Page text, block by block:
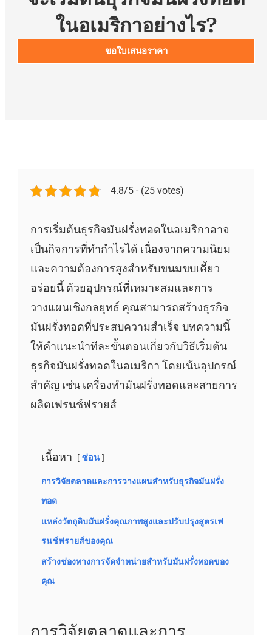
ในอเมริกาอย่างไร?
ขอใบเสนอราคา
4.8/5 - (25 votes)
การเริ่มต้นธุรกิจมันฝรั่งทอดในอเมริกาอาจ
เป็นกิจการที่ทำกำไรได้ เนื่องจากความนิยม
และความต้องการสูงสำหรับขนมขบเคี้ยว
อร่อยนี้ ด้วยอุปกรณ์ที่เหมาะสมและการ
วางแผนเชิงกลยุทธ์ คุณสามารถสร้างธุรกิจ
มันฝรั่งทอดที่ประสบความสำเร็จ บทความนี้
ให้คำแนะนำทีละขั้นตอนเกี่ยวกับวิธีเริ่มต้น
ธุรกิจมันฝรั่งทอดในอเมริกา โดยเน้นอุปกรณ์
สำคัญ เช่น เครื่องทำมันฝรั่งทอดและสายการ
ผลิตเฟรนช์ฟรายส์
เนื้อหา ซ่อน
การวิจัยตลาดและการวางแผนสำหรับธุรกิจมันฝรั่ง
ทอด
แหล่งวัตถุดิบมันฝรั่งคุณภาพสูงและปรับปรุงสูตรเฟ
รนช์ฟรายส์ของคุณ
สร้างช่องทางการจัดจำหน่ายสำหรับมันฝรั่งทอดของ
คุณ
การวิจัยตลาดและการ